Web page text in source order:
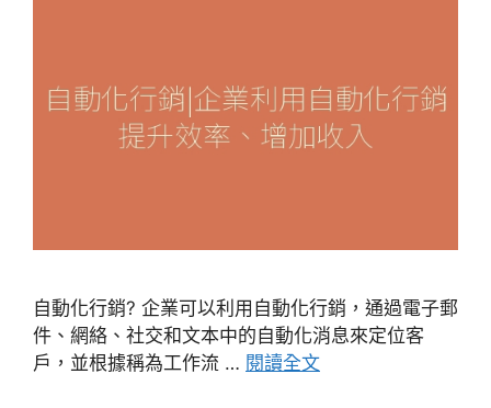
自動化行銷? 企業可以利用自動化行銷，通過電子郵
件、網絡、社交和文本中的自動化消息來定位客
戶，並根據稱為工作流 … 閱讀全文